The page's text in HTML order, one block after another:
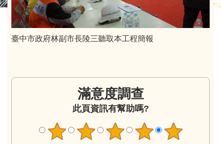
臺中市政府林副市長陵三聽取本工程簡報
滿意度調查
此頁資訊有幫助嗎?